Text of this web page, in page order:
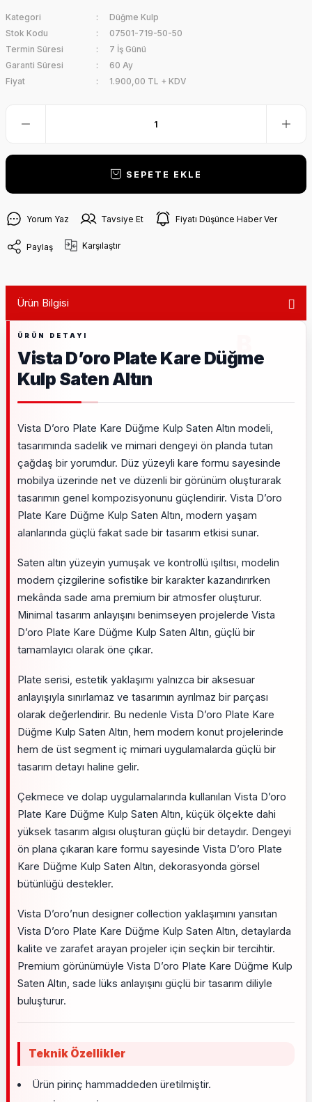
Kategori
Düğme Kulp
Stok Kodu
07501-719-50-50
Termin Süresi
7 İş Günü
Garanti Süresi
60 Ay
Fiyat
1.900,00 TL + KDV
SEPETE EKLE
Yorum Yaz Tavsiye Et Fiyatı Düşünce Haber Ver
Paylaş Karşılaştır
Ürün Bilgisi
Vista D’oro Plate Kare Düğme
Kulp Saten Altın
Vista D’oro Plate Kare Düğme Kulp Saten Altın modeli,
tasarımında sadelik ve mimari dengeyi ön planda tutan
çağdaş bir yorumdur. Düz yüzeyli kare formu sayesinde
mobilya üzerinde net ve düzenli bir görünüm oluşturarak
tasarımın genel kompozisyonunu güçlendirir. Vista D’oro
Plate Kare Düğme Kulp Saten Altın, modern yaşam
alanlarında güçlü fakat sade bir tasarım etkisi sunar.
Saten altın yüzeyin yumuşak ve kontrollü ışıltısı, modelin
modern çizgilerine sofistike bir karakter kazandırırken
mekânda sade ama premium bir atmosfer oluşturur.
Minimal tasarım anlayışını benimseyen projelerde Vista
D’oro Plate Kare Düğme Kulp Saten Altın, güçlü bir
tamamlayıcı olarak öne çıkar.
Plate serisi, estetik yaklaşımı yalnızca bir aksesuar
anlayışıyla sınırlamaz ve tasarımın ayrılmaz bir parçası
olarak değerlendirir. Bu nedenle Vista D’oro Plate Kare
Düğme Kulp Saten Altın, hem modern konut projelerinde
hem de üst segment iç mimari uygulamalarda güçlü bir
tasarım detayı haline gelir.
Çekmece ve dolap uygulamalarında kullanılan Vista D’oro
Plate Kare Düğme Kulp Saten Altın, küçük ölçekte dahi
yüksek tasarım algısı oluşturan güçlü bir detaydır. Dengeyi
ön plana çıkaran kare formu sayesinde Vista D’oro Plate
Kare Düğme Kulp Saten Altın, dekorasyonda görsel
bütünlüğü destekler.
Vista D’oro’nun designer collection yaklaşımını yansıtan
Vista D’oro Plate Kare Düğme Kulp Saten Altın, detaylarda
kalite ve zarafet arayan projeler için seçkin bir tercihtir.
Premium görünümüyle Vista D’oro Plate Kare Düğme Kulp
Saten Altın, sade lüks anlayışını güçlü bir tasarım diliyle
buluşturur.
Teknik Özellikler
Ürün pirinç hammaddeden üretilmiştir.